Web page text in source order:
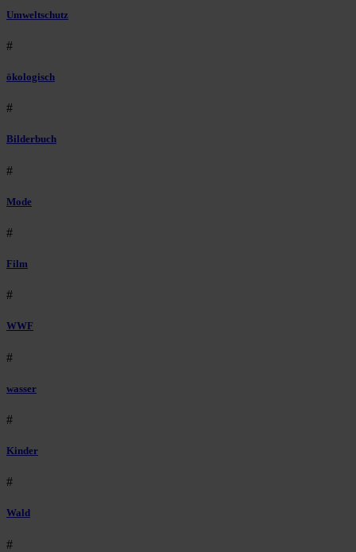
Umweltschutz
#
ökologisch
#
Bilderbuch
#
Mode
#
Film
#
WWF
#
wasser
#
Kinder
#
Wald
#